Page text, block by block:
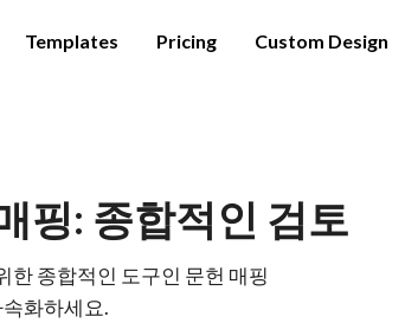
Templates Pricing Custom Design
핑: 종합적인 검토
한 종합적인 도구인 문헌 매핑
화하세요.